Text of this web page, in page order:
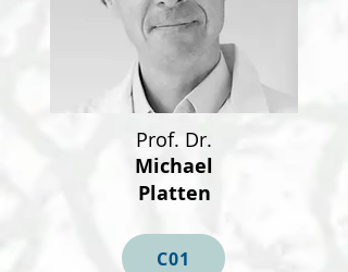
Prof. Dr.
Michael
Platten
C01